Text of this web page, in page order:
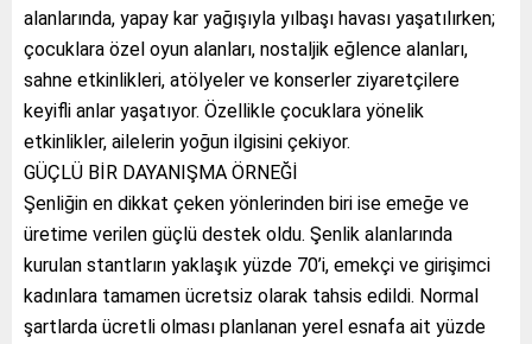
alanlarında, yapay kar yağışıyla yılbaşı havası yaşatılırken;
çocuklara özel oyun alanları, nostaljik eğlence alanları,
sahne etkinlikleri, atölyeler ve konserler ziyaretçilere
keyifli anlar yaşatıyor. Özellikle çocuklara yönelik
etkinlikler, ailelerin yoğun ilgisini çekiyor.
GÜÇLÜ BİR DAYANIŞMA ÖRNEĞİ
Şenliğin en dikkat çeken yönlerinden biri ise emeğe ve
üretime verilen güçlü destek oldu. Şenlik alanlarında
kurulan stantların yaklaşık yüzde 70’i, emekçi ve girişimci
kadınlara tamamen ücretsiz olarak tahsis edildi. Normal
şartlarda ücretli olması planlanan yerel esnafa ait yüzde